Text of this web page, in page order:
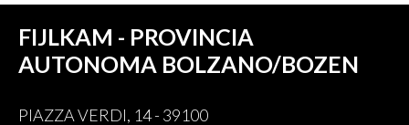
FIJLKAM - PROVINCIA
AUTONOMA BOLZANO/BOZEN
PIAZZA VERDI, 14 - 39100